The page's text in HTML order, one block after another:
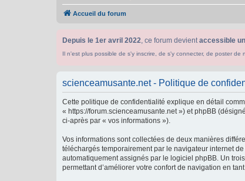
Accueil du forum
Depuis le 1er avril 2022, ce forum devientaccessible
Il n'est plus possible de s'y inscrire, de s'y connecter, de poster
scienceamusante.net - Politique de
Cette politique de confidentialité explique en détail
« https://forum.scienceamusante.net ») et phpBB
ci-après par « vos informations »).
Vos informations sont collectées de deux manières
téléchargés temporairement par le navigateur internet
automatiquement assignés par le logiciel phpBB. Un
permettant d’améliorer votre confort de navigation en